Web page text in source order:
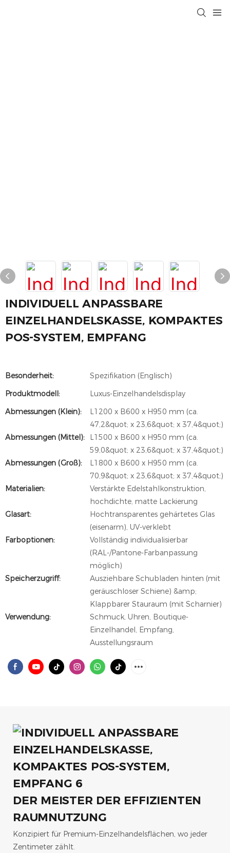
INDIVIDUELL ANPASSBARE
EINZELHANDELSKASSE, KOMPAKTES
POS-SYSTEM, EMPFANG
Besonderheit:
Spezifikation (Englisch)
Produktmodell:
Luxus-Einzelhandelsdisplay
Abmessungen (Klein):
L1200 x B600 x H950 mm (ca.
47,2&quot; x 23,6&quot; x 37,4&quot;)
Abmessungen (mittel):
L1500 x B600 x H950 mm (ca.
59,0&quot; x 23,6&quot; x 37,4&quot;)
Abmessungen (Groß):
L1800 x B600 x H950 mm (ca.
70,9&quot; x 23,6&quot; x 37,4&quot;)
Materialien:
Verstärkte Edelstahlkonstruktion,
hochdichte, matte Lackierung
Glasart:
Hochtransparentes gehärtetes Glas
(eisenarm), UV-verklebt
Farboptionen:
Vollständig individualisierbar
(RAL-/Pantone-Farbanpassung
möglich)
Speicherzugriff:
Ausziehbare Schubladen hinten (mit
geräuschloser Schiene) &amp;
Klappbarer Stauraum (mit Scharnier)
Verwendung:
Schmuck, Uhren, Boutique-
Einzelhandel, Empfang,
Ausstellungsraum
DER MEISTER DER EFFIZIENTEN
RAUMNUTZUNG
Konzipiert für Premium-Einzelhandelsflächen, wo jeder
Zentimeter zählt.